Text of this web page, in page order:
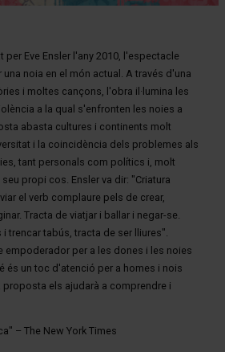
per Eve Ensler l'any 2010, l'espectacle
noia en el món actual. A través d'una
i moltes cançons, l'obra il·lumina les
a la qual s'enfronten les noies a
abasta cultures i continents molt
i la coincidència dels problemes als
tant personals com polítics i, molt
propi cos. Ensler va dir: "Criatura
el verb complaure pels de crear,
Tracta de viatjar i ballar i negar-se.
trencar tabús, tracta de ser lliures".
empoderador per a les dones i les noies
és un toc d'atenció per a homes i nois
els ajudarà a comprendre i
– The New York Times